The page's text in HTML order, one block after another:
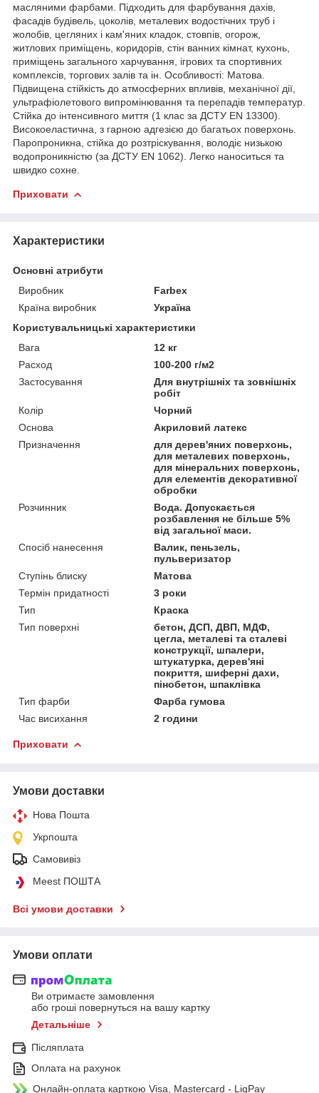
масляними фарбами. Підходить для фарбування дахів,
фасадів будівель, цоколів, металевих водостічних труб і
жолобів, цегляних і кам'яних кладок, стовпів, огорож,
житлових приміщень, коридорів, стін ванних кімнат, кухонь,
приміщень загального харчування, ігрових та спортивних
комплексів, торгових залів та ін. Особливості: Матова.
Підвищена стійкість до атмосферних впливів, механічної дії,
ультрафіолетового випромінювання та перепадів температур.
Стійка до інтенсивного миття (1 клас за ДСТУ EN 13300).
Високоеластична, з гарною адгезією до багатьох поверхонь.
Паропроникна, стійка до розтріскування, володіє низькою
водопроникністю (за ДСТУ EN 1062). Легко наноситься та
швидко сохне.
Приховати
Характеристики
Основні атрибути
Виробник
Farbex
Країна виробник
Україна
Користувальницькі характеристики
Вага
12 кг
Расход
100-200 г/м2
Застосування
Для внутрішніх та зовнішніх
робіт
Колір
Чорний
Основа
Акриловий латекс
Призначення
для дерев'яних поверхонь,
для металевих поверхонь,
для мінеральних поверхонь,
для елементів декоративної
обробки
Розчинник
Вода. Допускається
розбавлення не більше 5%
від загальної маси.
Спосіб нанесення
Валик, пеньзель,
пульверизатор
Ступінь блиску
Матова
Термін придатності
3 роки
Тип
Краска
Тип поверхні
бетон, ДСП, ДВП, МДФ,
цегла, металеві та сталеві
конструкції, шпалери,
штукатурка, дерев'яні
покриття, шиферні дахи,
пінобетон, шпаклівка
Тип фарби
Фарба гумова
Час висихання
2 години
Приховати
Умови доставки
Нова Пошта
Укрпошта
Самовивіз
Meest ПОШТА
Всі умови доставки
Умови оплати
Ви отримаєте замовлення
або гроші повернуться на вашу картку
Детальніше
Післяплата
Оплата на рахунок
Онлайн-оплата карткою Visa, Mastercard - LiqPay